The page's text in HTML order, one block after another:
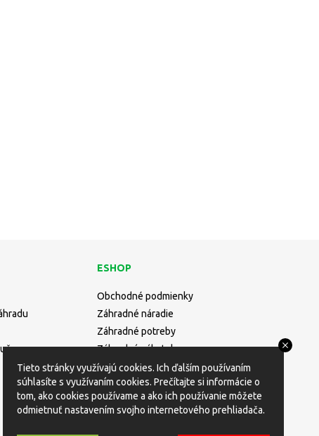
ESHOP
Obchodné podmienky
Záhradné náradie
Záhradné potreby
Záhradný nábytok
Rastliny
Tieto stránky využívajú cookies. Ich ďalším používaním
súhlasíte s využívaním cookies. Prečítajte si informácie o
tom, ako cookies používame a ako ich používanie môžete
odmietnuť nastavením svojho internetového prehliadača.